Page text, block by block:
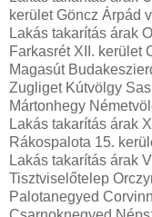
kerület Göncz Árpád
Lakás takarítás árak
Farkasrét XII. kerület
Magasút
Zugliget Kútvölgy
Mártonhegy
Lakás takarítás árak
Rákospalota 15.
Lakás takarítás árak
Tisztviselőtelep
Palotanegyed